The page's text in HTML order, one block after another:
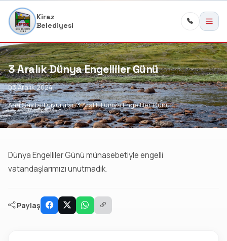
Kiraz
Belediyesi
3 Aralık Dünya Engelliler Günü
03 Aralık 2024
Ana Sayfa Duyurular 3 Aralık Dünya Engelliler Günü
Dünya Engelliler Günü münasebetiyle engelli
vatandaşlarımızı unutmadık.
Paylaş